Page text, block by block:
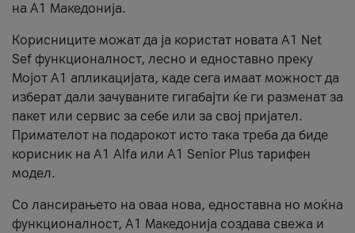
на А1 Македонија.
Корисниците можат да ја користат новата А1 Net
Sef функционалност, лесно и едноставно преку
Мојот А1 апликацијата, каде сега имаат можност да
изберат дали зачуваните гигабајти ќе ги разменат за
пакет или сервис за себе или за свој пријател.
Примателот на подарокот исто така треба да биде
корисник на А1 Alfa или A1 Senior Plus тарифен
модел.
Со лансирањето на оваа нова, едноставна но моќна
функционалност, А1 Македонија создава свежа и